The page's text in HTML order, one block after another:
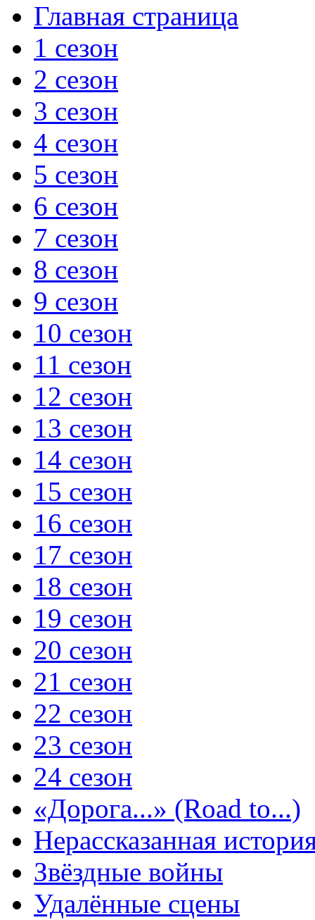
Главная страница
1 сезон
2 сезон
3 сезон
4 сезон
5 сезон
6 сезон
7 сезон
8 сезон
9 сезон
10 сезон
11 сезон
12 сезон
13 сезон
14 сезон
15 сезон
16 сезон
17 сезон
18 сезон
19 сезон
20 сезон
21 сезон
22 сезон
23 сезон
24 сезон
«Дорога...» (Road to...)
Нерассказанная
Звёздные войны
Удалённые сцены